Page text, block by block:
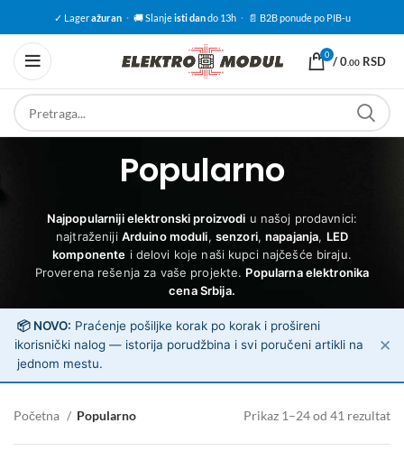
✓ Lageražuran · 🚚 Slanjeisti dando 13h · 📄 B2B ponude po PIB-u
0 /0.00 RSD
Popularno
Najpopularniji elektronski proizvodi u našoj prodavnici:
najtraženiji Arduino moduli, senzori,napajanja, LED
komponente i delovi koje naši kupci najčešće biraju.
Proverena rešenja za vaše projekte. Popularna elektronika
cena Srbija.
ℹ️
📦 NOVO: Praćenje pošiljke korak po korak i prošireni
korisnički nalog — istorija porudžbina i svi poručeni artikli na
jednom mestu.
✕
Početna Popularno Prikaz 1–24 od 41 rezultat